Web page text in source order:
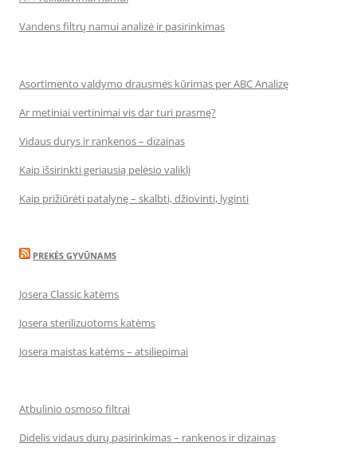
Vandens filtrų namui analizė ir pasirinkimas
Asortimento valdymo drausmės kūrimas per ABC Analizę
Ar metiniai vertinimai vis dar turi prasmę?
Vidaus durys ir rankenos – dizainas
Kaip išsirinkti geriausią pelėsio valiklį
Kaip prižiūrėti patalynę – skalbti, džiovinti, lyginti
PREKĖS GYVŪNAMS
Josera Classic katėms
Josera sterilizuotoms katėms
Josera maistas katėms – atsiliepimai
Atbulinio osmoso filtrai
Didelis vidaus durų pasirinkimas – rankenos ir dizainas